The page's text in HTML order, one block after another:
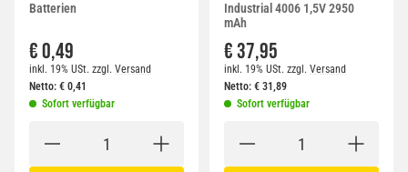
Batterien
€ 0,49
inkl. 19% USt. zzgl. Versand
Netto: € 0,41
Sofort verfügbar
Industrial 4006 1,5V 2950
mAh
€ 37,95
inkl. 19% USt. zzgl. Versand
Netto: € 31,89
Sofort verfügbar